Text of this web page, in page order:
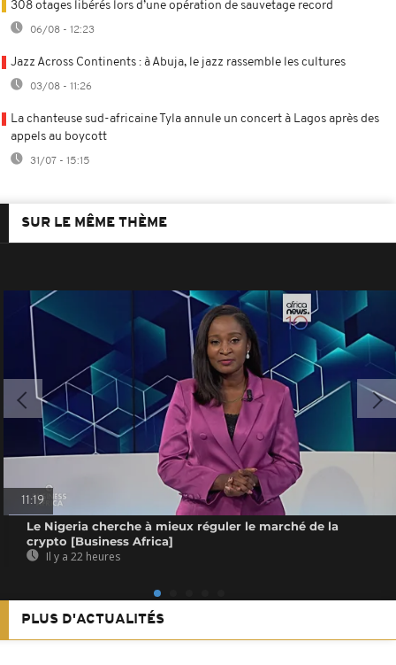
308 otages libérés lors d’une opération de sauvetage record
06/08 - 12:23
Jazz Across Continents : à Abuja, le jazz rassemble les cultures
03/08 - 11:26
La chanteuse sud-africaine Tyla annule un concert à Lagos après des
appels au boycott
31/07 - 15:15
SUR LE MÊME THÈME
11:19
Le Nigeria cherche à mieux réguler le marché de la
crypto [Business Africa]
Il y a 22 heures
PLUS D'ACTUALITÉS